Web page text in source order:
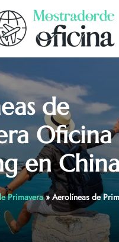
de
en
Primavera»Aerolíneas de